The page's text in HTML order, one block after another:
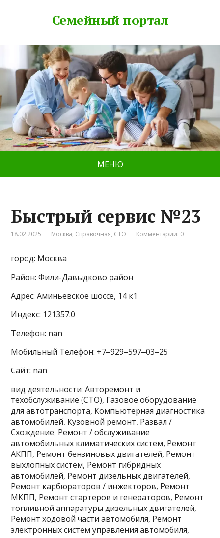
Семейный портал
МЕНЮ
Быстрый сервис №23
18.02.2025 Москва, Справочная, СТО Комментарии: 0
город: Москва
Район: Фили-Давыдково район
Адрес: Аминьевское шоссе, 14 к1
Индекс: 121357.0
Телефон: nan
Мобильный Телефон: +7‒929‒597‒03‒25
Сайт: nan
вид деятельности: Авторемонт и
техобслуживание (СТО), Газовое оборудование
для автотранспорта, Компьютерная диагностика
автомобилей, Кузовной ремонт, Развал /
Схождение, Ремонт / обслуживание
автомобильных климатических систем, Ремонт
АКПП, Ремонт бензиновых двигателей, Ремонт
выхлопных систем, Ремонт гибридных
автомобилей, Ремонт дизельных двигателей,
Ремонт карбюраторов / инжекторов, Ремонт
МКПП, Ремонт стартеров и генераторов, Ремонт
топливной аппаратуры дизельных двигателей,
Ремонт ходовой части автомобиля, Ремонт
электронных систем управления автомобиля,